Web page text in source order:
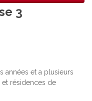
3
années et a plusieurs
et résidences de